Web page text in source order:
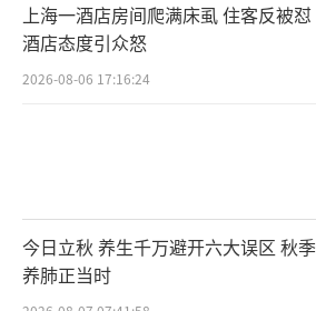
上海一酒店房间爬满床虱 住客反被怼
酒店态度引众怒
2026-08-06 17:16:24
今日立秋 养生千万避开六大误区 秋季
养肺正当时